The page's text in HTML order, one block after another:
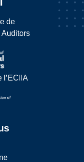
de
Auditors
l’ECIIA